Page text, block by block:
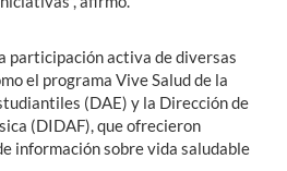
participación activa de diversas
el programa Vive Salud de la
(DAE) y la Dirección de
(DIDAF), que ofrecieron
información sobre vida saludable